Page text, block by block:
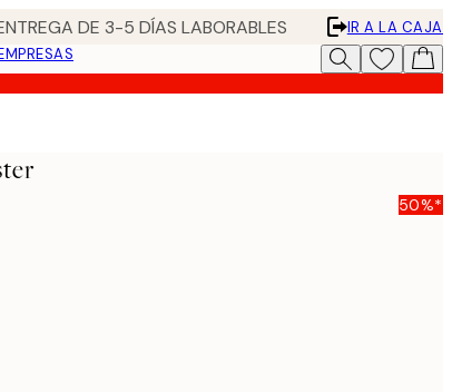
DE 3-5 DÍAS LABORABLES
IR A LA CAJA
50%*